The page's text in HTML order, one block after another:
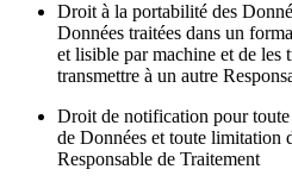
Droit à la portabilité des
Données traitées dans un
et lisible par machine et de les
transmettre à un autre
Droit de notification pour
de Données et toute limitation
Responsable de Traitement